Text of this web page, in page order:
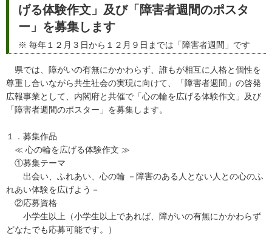
げる体験作文」及び「障害者週間のポスタ
ー」を募集します
※ 毎年１２月３日から１２月９日までは「障害者週間」です
県では、障がいの有無にかかわらず、誰もが相互に人格と個性を
尊重し合いながら共生社会の実現に向けて、「障害者週間」の啓発
広報事業として、内閣府と共催で「心の輪を広げる体験作文」及び
「障害者週間のポスター」を募集します。
１．募集作品
≪ 心の輪を広げる体験作文 ≫
①募集テーマ
出会い、ふれあい、心の輪 －障害のある人とない人との心のふ
れあい体験を広げよう－
②応募資格
小学生以上（小学生以上であれば、障がいの有無にかかわらず
どなたでも応募可能です。）